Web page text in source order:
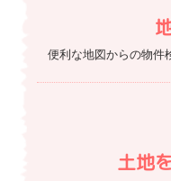
便利な地図からの物件
土地